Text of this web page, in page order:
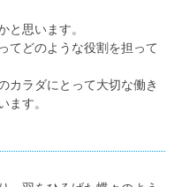
と思います。
てどのような役割を担って
カラダにとって大切な働き
ます。